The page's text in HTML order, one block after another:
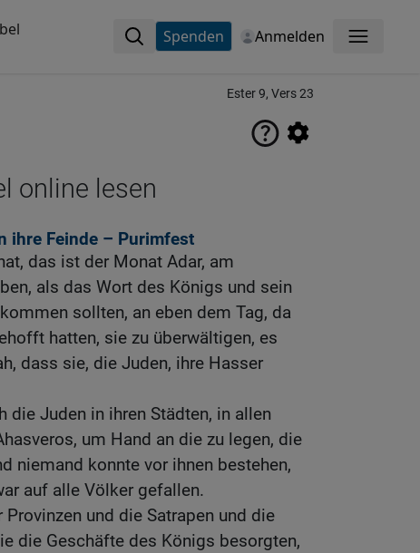
Spenden Anmelden Menü
Ester 9, Vers 23
online lesen
ihre Feinde – Purimfest
das ist der Monat Adar, am
als das Wort des Königs und sein
sollten, an eben dem Tag, da
hatten, sie zu überwältigen, es
dass sie, die Juden, ihre Hasser
die Juden in ihren Städten, in allen
um Hand an die zu legen, die
niemand konnte vor ihnen bestehen,
auf alle Völker gefallen.
Provinzen und die Satrapen und die
die Geschäfte des Königs besorgten,